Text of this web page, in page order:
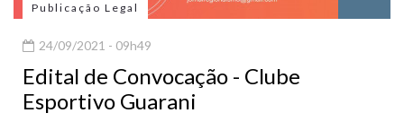
Publicação Legal
24/09/2021 - 09h49
Edital de Convocação - Clube
Esportivo Guarani